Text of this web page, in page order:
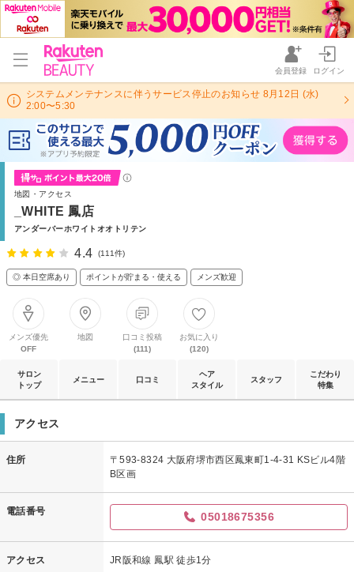
会員登録 ログイン
システムメンテナンスに伴うサービス停止のお知らせ 8月12日 (水)
2:00〜5:30
地図・アクセス
_WHITE 鳳店
アンダーバーホワイトオオトリテン
4.4 (111件)
◎ 本日空席あり ポイントが貯まる・使える メンズ歓迎
メンズ優先
OFF
地図
口コミ投稿
(111)
お気に入り
(120)
サロン
トップ
メニュー 口コミ
ヘア
スタイル
スタッフ
こだわり
特集
アクセス
住所
〒593-8324 大阪府堺市西区鳳東町1-4-31 KSビル4階
B区画
電話番号 05018675356
アクセス JR阪和線 鳳駅 徒歩1分